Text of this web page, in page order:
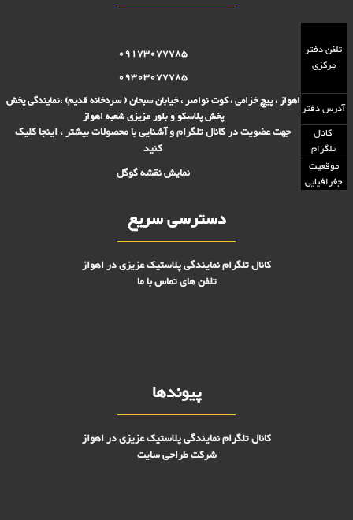
تلفن دفتر
مرکزی
09173077785
09303077785
آدرس دفتراهواز ، پیچ خزامی ، کوت نواصر ، خیابان سبحان ( سردخانه قدیم) ،نمایندگی پخش
پخش پلاسکو و بلور عزیزی شعبه اهواز
کانال
تلگرام
جهت عضویت در کانال تلگرام و آشنایی با محصولات بیشتر ، اینجا کلیک
کنید
موقعیت
جغرافیایی
نمایش نقشه گوگل
دسترسی سریع
کانال تلگرام نمایندگی پلاستیک عزیزی در اهواز
تلفن های تماس با ما
پیوندها
کانال تلگرام نمایندگی پلاستیک عزیزی در اهواز
شرکت طراحی سایت